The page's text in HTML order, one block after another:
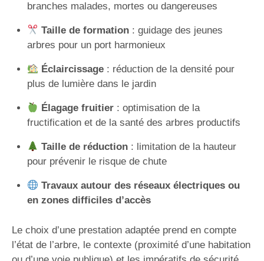
branches malades, mortes ou dangereuses
Taille de formation: guidage des jeunes
arbres pour un port harmonieux
Éclaircissage: réduction de la densité pour
plus de lumière dans le jardin
Élagage fruitier: optimisation de la
fructification et de la santé des arbres productifs
Taille de réduction: limitation de la hauteur
pour prévenir le risque de chute
Travaux autour des réseaux électriques ou
en zones difficiles d’accès
Le choix d’une prestation adaptée prend en compte
l’état de l’arbre, le contexte (proximité d’une habitation